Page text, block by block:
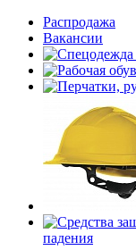
Распродажа
Вакансии
падения